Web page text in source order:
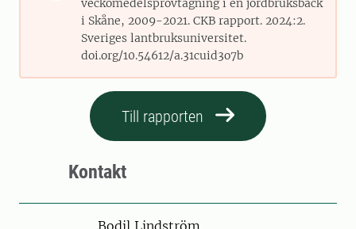
veckomedelsprovtagning i en jordbruksbäck
i Skåne, 2009-2021. CKB rapport. 2024:2.
Sveriges lantbruksuniversitet.
doi.org/10.54612/a.31cuid3o7b
Till rapporten
Kontakt
Person